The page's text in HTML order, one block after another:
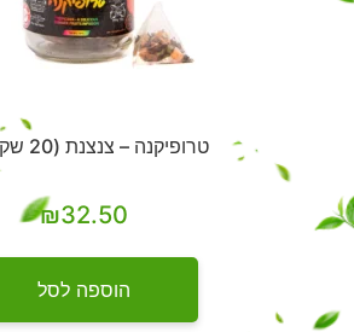
טרופיקנה – צנצנת (20 שקיקים)
₪32.50
הוספה לסל